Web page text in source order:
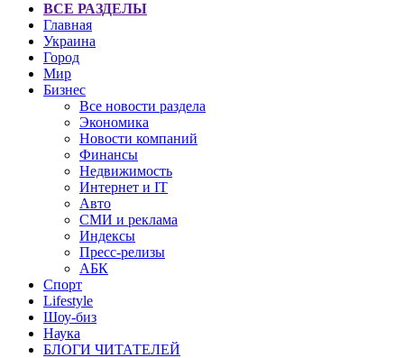
ВСЕ РАЗДЕЛЫ
Главная
Украина
Город
Мир
Бизнес
Все новости раздела
Экономика
Новости компаний
Финансы
Недвижимость
Интернет и IT
Авто
СМИ и реклама
Индексы
Пресс-релизы
АБК
Спорт
Lifestyle
Шоу-биз
Наука
БЛОГИ ЧИТАТЕЛЕЙ